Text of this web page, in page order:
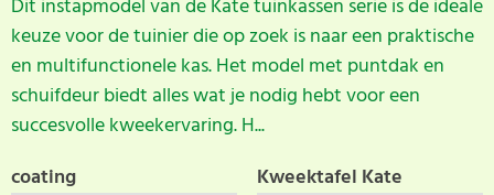
Dit instapmodel van de Kate tuinkassen serie is de ideale
keuze voor de tuinier die op zoek is naar een praktische
en multifunctionele kas. Het model met puntdak en
schuifdeur biedt alles wat je nodig hebt voor een
succesvolle kweekervaring. H...
coating
Kweektafel Kate